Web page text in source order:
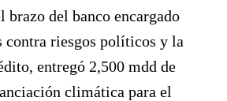
brazo del banco encargado
contra riesgos políticos y la
entregó 2,500 mdd de
climática para el